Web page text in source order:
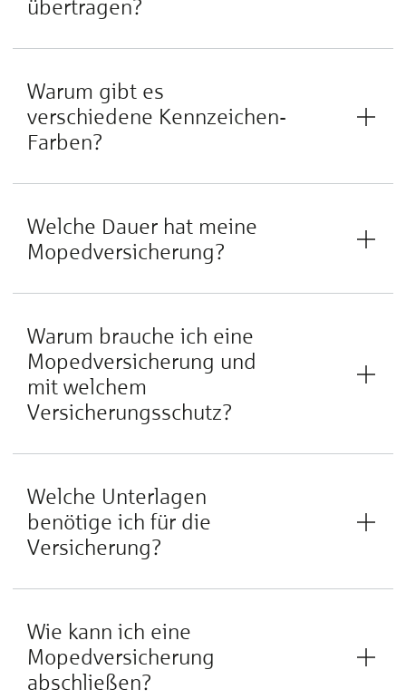
übertragen?
Warum gibt es
verschiedene Kennzeichen-
Farben?
Welche Dauer hat meine
Mopedversicherung?
Warum brauche ich eine
Mopedversicherung und
mit welchem
Versicherungsschutz?
Welche Unterlagen
benötige ich für die
Versicherung?
Wie kann ich eine
Mopedversicherung
abschließen?